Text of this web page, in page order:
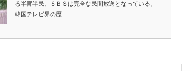
る半官半民、ＳＢＳは完全な民間放送となっている。
韓国テレビ界の歴…